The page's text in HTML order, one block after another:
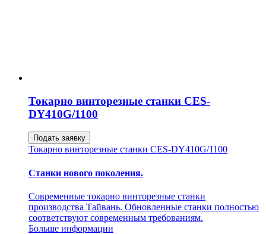
Токарно винторезные станки CES-
DY410G/1100
Подать заявку
Токарно винторезные станки CES-DY410G/1100
Станки нового поколения.
Современные токарно винторезные станки
производства Тайвань. Обновленные станки полностью
соответствуют современным требованиям.
Больше информации